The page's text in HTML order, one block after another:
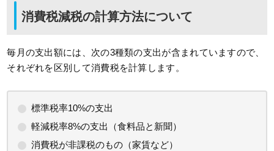
消費税減税の計算方法について
毎月の支出額には、次の3種類の支出が含まれていますので、
それぞれを区別して消費税を計算します。
標準税率10%の支出
軽減税率8%の支出（食料品と新聞）
消費税が非課税のもの（家賃など）